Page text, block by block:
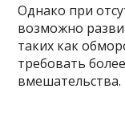
Однако при
возможно
таких как
требовать
вмешательства.